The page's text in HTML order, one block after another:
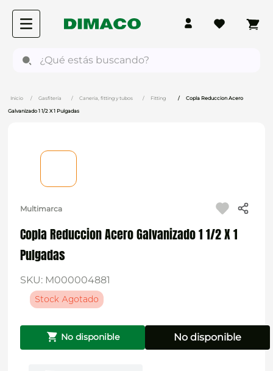
Gasfitería Caneria, fitting y tubos Fitting Copla Reduccion Acero
Galvanizado 1 1/2 X 1 Pulgadas
Multimarca
Copla Reduccion Acero Galvanizado 1 1/2 X 1
Pulgadas
SKU: M000004881
Stock Agotado
No disponible No disponible